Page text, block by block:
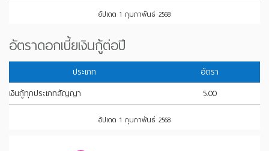
อัปเดต 1 กุมภาพันธ์ 2568
อัตราดอกเบี้ยเงินกู้ต่อปี
ประเภท
อัตรา
เงินกู้ทุกประเภทสัญญา
5.00
อัปเดต 1 กุมภาพันธ์ 2568